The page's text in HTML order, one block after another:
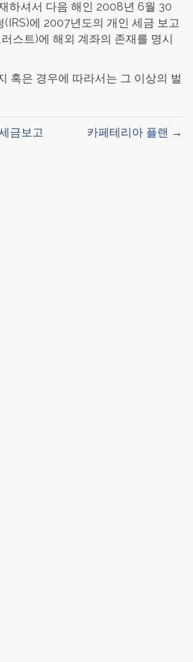
하셔서 다음 해인 2008년 6월 30
에 2007년도의 개인 세금 보고
스트)에 해외 계좌의 존재를 명시
혹은 경우에 따라서는 그 이상의 벌
금보고 카페테리아 플랜 →